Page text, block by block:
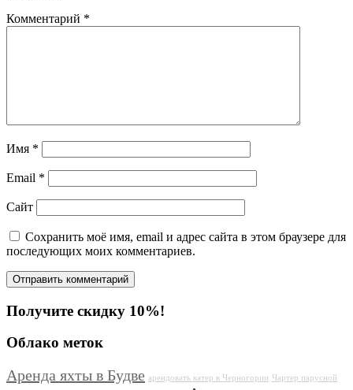
Комментарий *
Имя *
Email *
Сайт
Сохранить моё имя, email и адрес сайта в этом браузере для
последующих моих комментариев.
Получите скидку 10%!
Облако меток
Аренда яхты в Будве арендовать катер в Черногории Чартер парусной